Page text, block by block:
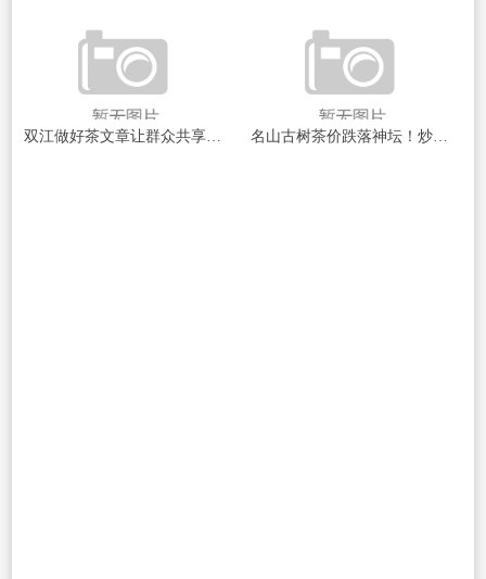
双江做好茶文章让群众共享绿色福利 名山古树茶价跌落神坛！炒茶帮，你们接盘侠找